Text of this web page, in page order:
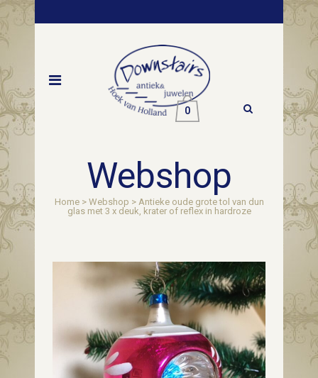
0
Webshop
Home> Webshop > Antieke oude grote tol van dun
glas met 3 x deuk, krater of reflex in hardroze